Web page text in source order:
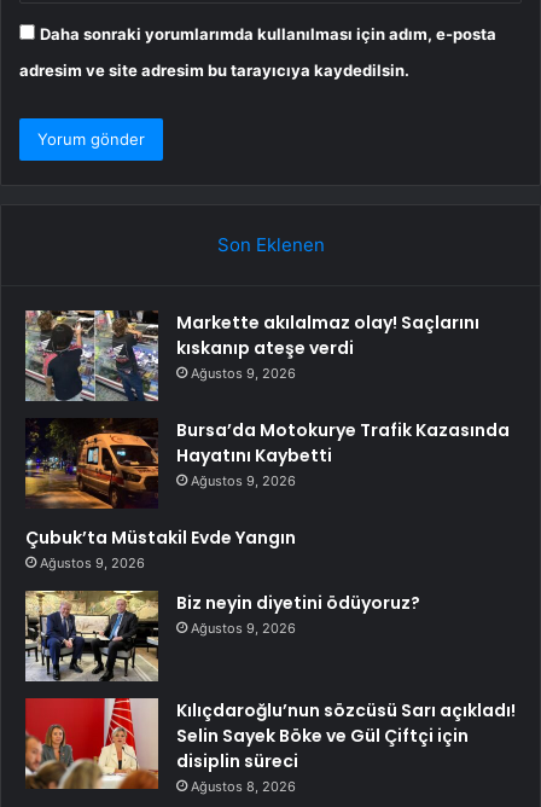
Daha sonraki yorumlarımda kullanılması için adım, e-posta
adresim ve site adresim bu tarayıcıya kaydedilsin.
Son Eklenen
Markette akılalmaz olay! Saçlarını
kıskanıp ateşe verdi
Ağustos 9, 2026
Bursa’da Motokurye Trafik Kazasında
Hayatını Kaybetti
Ağustos 9, 2026
Çubuk’ta Müstakil Evde Yangın
Ağustos 9, 2026
Biz neyin diyetini ödüyoruz?
Ağustos 9, 2026
Kılıçdaroğlu’nun sözcüsü Sarı açıkladı!
Selin Sayek Böke ve Gül Çiftçi için
disiplin süreci
Ağustos 8, 2026